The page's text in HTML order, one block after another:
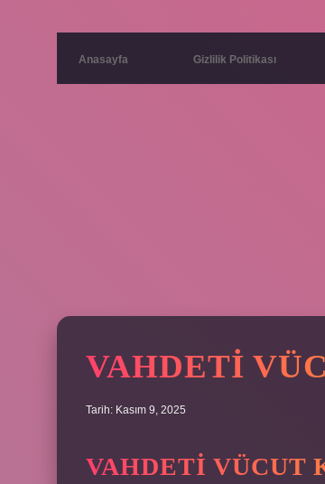
Anasayfa Gizlilik Politikası
VAHDETI
Tarih: Kasım 9, 2025
VAHDETI VÜCUT